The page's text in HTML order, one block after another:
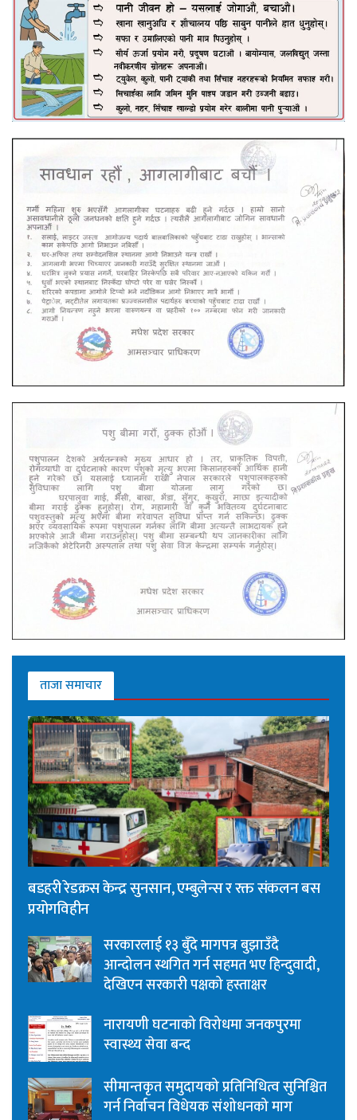
ताजा समाचार
बडहरी रेडक्रस केन्द्र सुनसान, एम्बुलेन्स र रक्त संकलन बस
प्रयोगविहीन
सरकारलाई १३ बुँदे मागपत्र बुझाउँदै
आन्दोलन स्थगित गर्न सहमत भए हिन्दुवादी,
देखिएन सरकारी पक्षको हस्ताक्षर
नारायणी घटनाको विरोधमा जनकपुरमा
स्वास्थ्य सेवा बन्द
सीमान्तकृत समुदायको प्रतिनिधित्व सुनिश्चित
गर्न निर्वाचन विधेयक संशोधनको माग